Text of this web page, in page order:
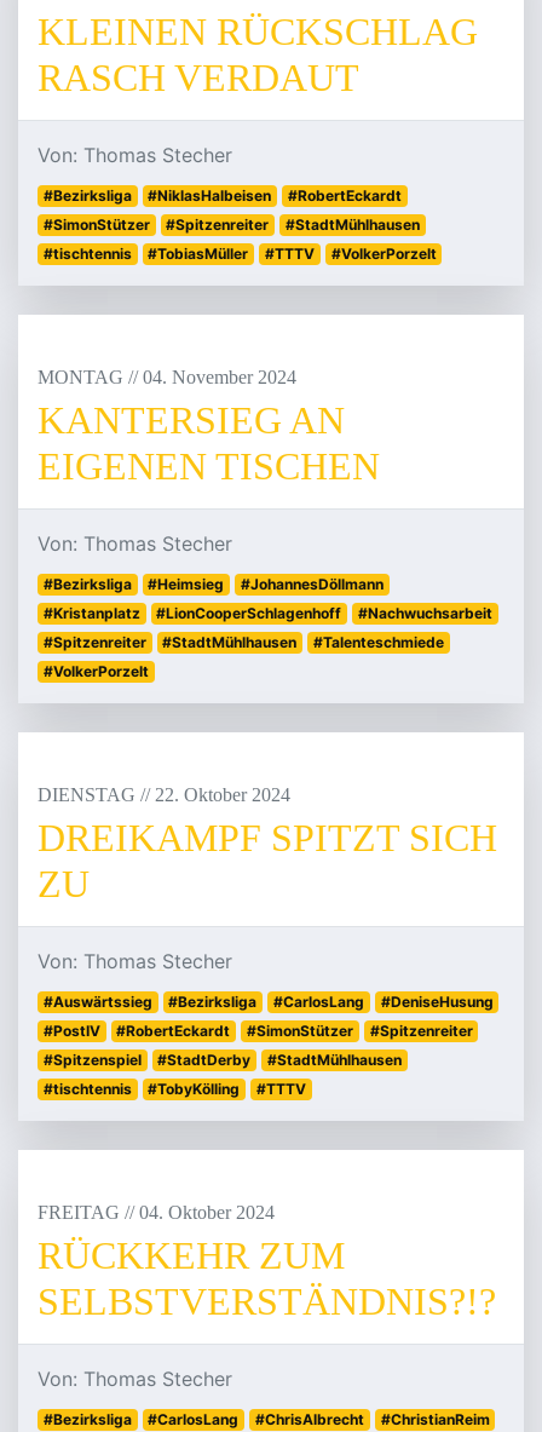
KLEINEN RÜCKSCHLAG
RASCH VERDAUT
Von: Thomas Stecher
#Bezirksliga #NiklasHalbeisen
#RobertEckardt
#SimonStützer
#Spitzenreiter
#StadtMühlhausen
#tischtennis
#TobiasMüller #TTTV #VolkerPorzelt
MONTAG // 04. November 2024
KANTERSIEG AN
EIGENEN TISCHEN
Von: Thomas Stecher
#Bezirksliga #Heimsieg
#JohannesDöllmann
#Kristanplatz
#LionCooperSchlagenhoff
#Nachwuchsarbeit
#Spitzenreiter
#StadtMühlhausen
#Talenteschmiede
#VolkerPorzelt
DIENSTAG // 22. Oktober 2024
DREIKAMPF SPITZT SICH
ZU
Von: Thomas Stecher
#Auswärtssieg #Bezirksliga #CarlosLang
#DeniseHusung
#PostIV
#RobertEckardt #SimonStützer
#Spitzenreiter
#Spitzenspiel
#StadtDerby
#StadtMühlhausen
#tischtennis
#TobyKölling #TTTV
FREITAG // 04. Oktober 2024
RÜCKKEHR ZUM
SELBSTVERSTÄNDNIS?!?
Von: Thomas Stecher
#Bezirksliga #CarlosLang #ChrisAlbrecht
#ChristianReim